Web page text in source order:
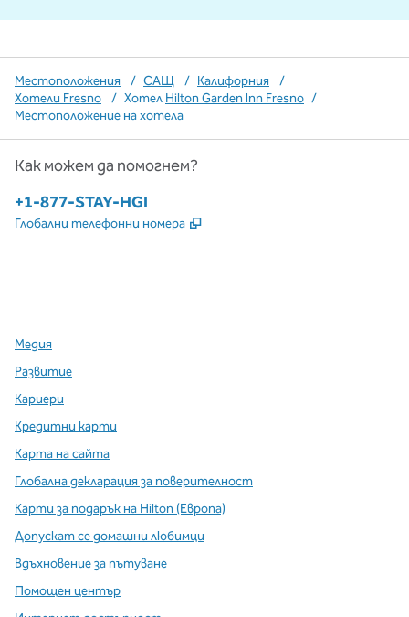
Местоположения / САЩ / Калифорния
/
Хотели Fresno
/ Хотел Hilton Garden Inn Fresno /
Местоположение на хотела
Как можем да помогнем?
Телефон:
+1-877-STAY-HGI
Глобални телефонни номера ,
Медия
Развитие
Кариери
Кредитни карти
Карта на сайта
Глобална декларация за поверителност
Карти за подарък на Hilton (Европа)
Допускат се домашни любимци
Вдъхновение за пътуване
Помощен център